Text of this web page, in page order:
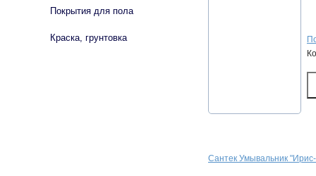
Сантек Умывальник
Покрытия для пола
Краска, грунтовка